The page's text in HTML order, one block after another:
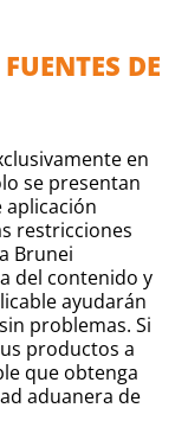
DE
en
se presentan
aplicación
restricciones
Brunei
del contenido y
ayudarán
problemas. Si
productos a
que obtenga
aduanera de